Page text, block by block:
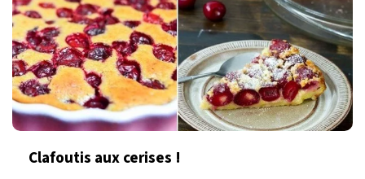
Clafoutis aux cerises !